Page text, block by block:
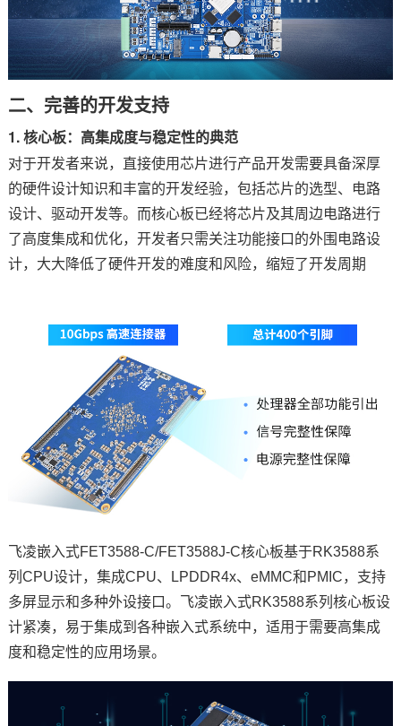
二、完善的开发支持
1.核心板：高集成度与稳定性的典范
对于开发者来说，直接使用芯片进行产品开发需要具备深厚
的硬件设计知识和丰富的开发经验，包括芯片的选型、
电路
设计、驱动开发等。而核心板已经将芯片及其周边电路进行
了高度集成和优化，开发者只需关注功能接口的外围电路设
计，大大降低了硬件开发的难度和风险，缩短了开发周期
飞凌嵌入式FET3588-C/FET3588J-C核心板基于RK3588系
列CPU设计，集成CPU、LPDDR4x、eMMC和PMIC，支持
多屏显示和多种外设接口。 飞凌嵌入式RK3588系列核心板设
计紧凑，易于集成到各种嵌入式系统中，适用于需要高集成
度和稳定性的应用场景。